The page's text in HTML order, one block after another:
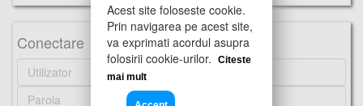
Conectare
Acest site foloseste cookie.
Prin navigarea pe acest site,
va exprimati acordul asupra
folosirii cookie-urilor.
Citeste
mai mult